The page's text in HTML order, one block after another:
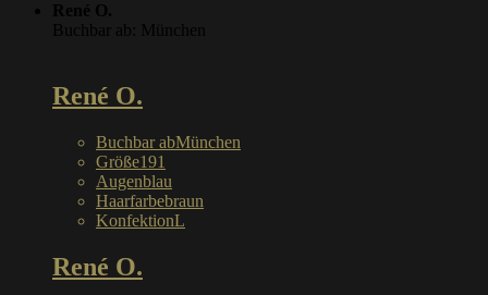
René O.
Buchbar ab: München
René O.
Buchbar abMünchen
Größe191
Augenblau
Haarfarbebraun
KonfektionL
René O.